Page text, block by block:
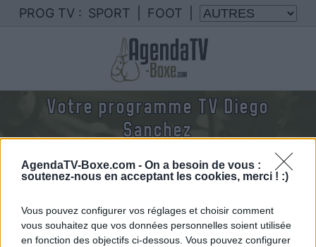
AgendaTV-Boxe.com - On a besoin de vous :
soutenez-nous en acceptant les cookies, merci ! :)
Vous pouvez configurer vos réglages et choisir comment
vous souhaitez que vos données personnelles soient utilisée
en fonction des objectifs ci-dessous. Vous pouvez configurer
PROG TV : SPORT FOOT
Votre programme TV Diego
Sanchez
Nous rassemblons le calendrier des combats de
Diego Sanchez diffusés à la TV en France